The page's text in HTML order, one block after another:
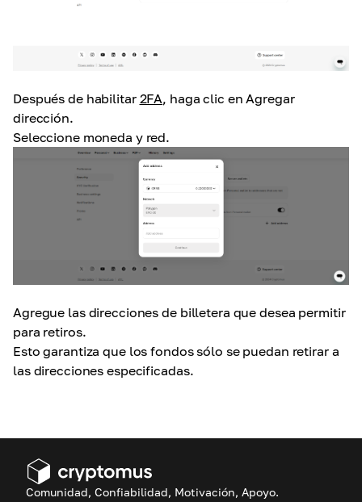
Después de habilitar 2FA, haga clic en Agregar
dirección.
Seleccione moneda y red.
Agregue las direcciones de billetera que desea permitir
para retiros.
Esto garantiza que los fondos sólo se puedan retirar a
las direcciones especificadas.
Comunidad, Confiabilidad, Motivación, Apoyo.